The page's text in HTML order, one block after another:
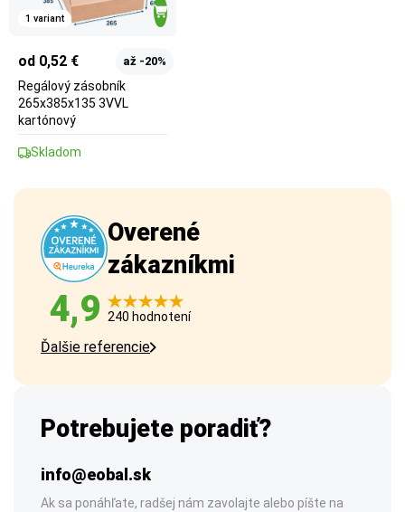
1 variant
od 0,52 € až -20%
Regálový zásobník
265x385x135 3VVL
kartónový
Skladom
Overené
zákazníkmi
4,9 240 hodnotení
Ďalšie referencie
Potrebujete poradiť?
info@eobal.sk
Ak sa ponáhľate, radšej nám zavolajte alebo píšte na